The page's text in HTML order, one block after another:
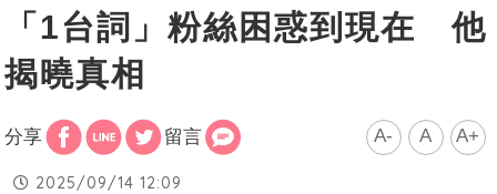
「1台詞」粉絲困惑到現在 他
揭曉真相
分享 留言 A- A A+
2025/09/14 12:09